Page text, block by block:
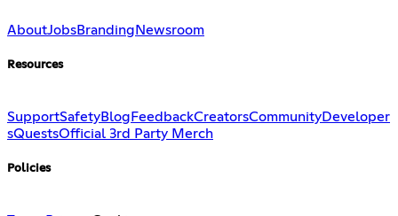
AboutJobsBrandingNewsroom
Resources
SupportSafetyBlog FeedbackCreatorsCommunityDeveloper
sQuestsOfficial 3rd Party Merch
Policies